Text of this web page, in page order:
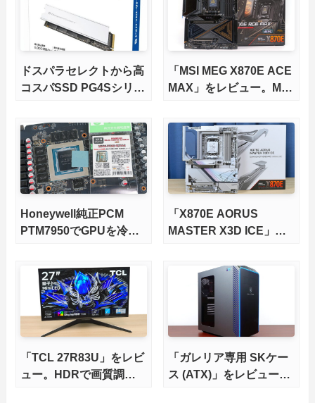
ドスパラセレクトから高
コスパSSD PG4Sシリー
「MSI MEG X870E ACE
MAX」をレビュー。M.2
版X870Eマザーボードを
徹底検証
Honeywell純正PCM
PTM7950でGPUを冷や
「X870E AORUS
MASTER X3D ICE」を
さらに高速にする完全版
X870Eマザーボードを徹
「TCL 27R83U」をレビ
ュー。HDRで画質調整
「ガレリア専用 SKケー
ス (ATX)」をレビュー。